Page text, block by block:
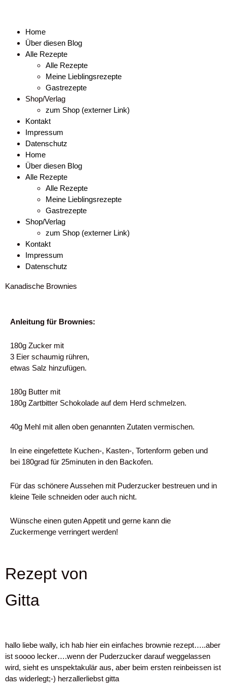
Home
Über diesen Blog
Alle Rezepte
Alle Rezepte
Meine Lieblingsrezepte
Gastrezepte
Shop/Verlag
zum Shop (externer Link)
Kontakt
Impressum
Datenschutz
Home
Über diesen Blog
Alle Rezepte
Alle Rezepte
Meine Lieblingsrezepte
Gastrezepte
Shop/Verlag
zum Shop (externer Link)
Kontakt
Impressum
Datenschutz
Kanadische Brownies
Anleitung für Brownies:
180g Zucker mit
3 Eier schaumig rühren,
etwas Salz hinzufügen.
180g Butter mit
180g Zartbitter Schokolade auf dem Herd schmelzen.
40g Mehl mit allen oben genannten Zutaten vermischen.
In eine eingefettete Kuchen-, Kasten-, Tortenform geben und
bei 180grad für 25minuten in den Backofen.
Für das schönere Aussehen mit Puderzucker bestreuen und in
kleine Teile schneiden oder auch nicht.
Wünsche einen guten Appetit und gerne kann die
Zuckermenge verringert werden!
Rezept von
Gitta
hallo liebe wally, ich hab hier ein einfaches brownie rezept…..aber
ist soooo lecker….wenn der Puderzucker darauf weggelassen
wird, sieht es unspektakulär aus, aber beim ersten reinbeissen ist
das widerlegt;-) herzallerliebst gitta